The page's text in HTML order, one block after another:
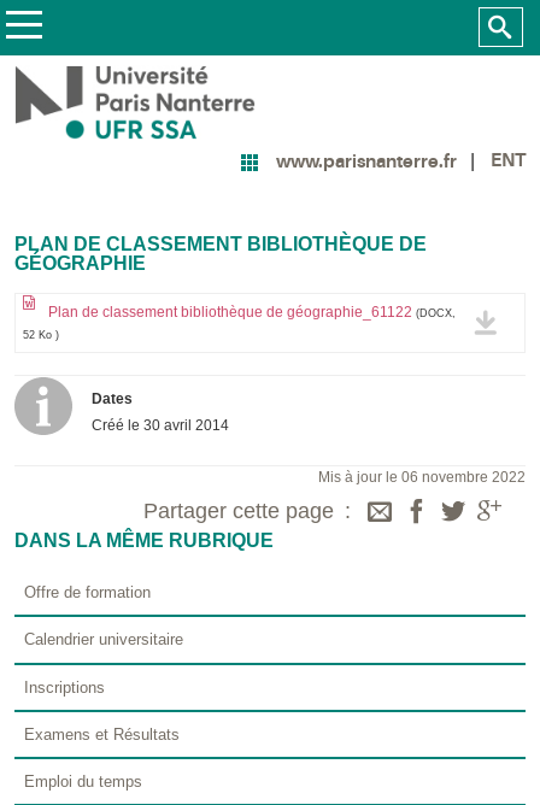
www.parisnanterre.fr ENT
PLAN DE CLASSEMENT BIBLIOTHÈQUE DE
GÉOGRAPHIE
Plan de classement bibliothèque de géographie_61122 (DOCX,
52 Ko )
Dates
Créé le 30 avril 2014
Mis à jour le 06 novembre 2022
Partager cette page
DANS LA MÊME RUBRIQUE
Offre de formation
Calendrier universitaire
Inscriptions
Examens et Résultats
Emploi du temps